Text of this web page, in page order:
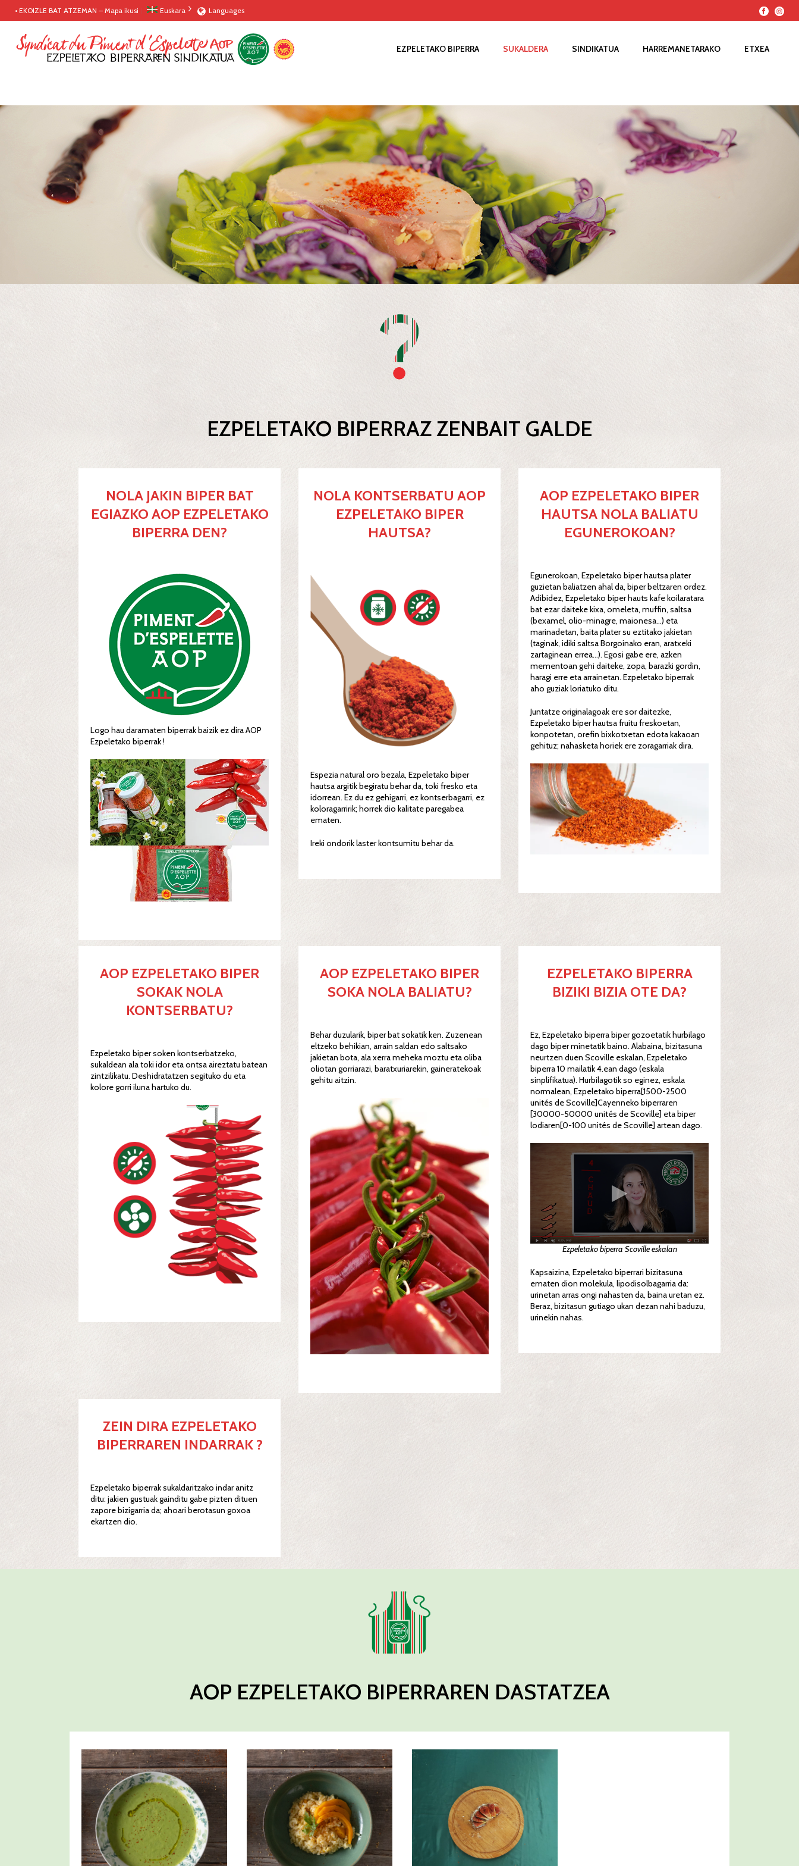
• EKOIZLE BAT ATZEMAN – Mapa ikusi Euskara Languages
EZPELETAKO BIPERRA SUKALDERA SINDIKATUA HARREMANETARAKO ETXEA
EZPELETAKO BIPERRAZ ZENBAIT GALDE
NOLA JAKIN BIPER BAT
EGIAZKO AOP EZPELETAKO
BIPERRA DEN?
Logo hau daramaten biperrak baizik ez dira AOP
Ezpeletako biperrak !
NOLA KONTSERBATU AOP
EZPELETAKO BIPER
HAUTSA?
Espezia natural oro bezala, Ezpeletako biper
hautsa argitik begiratu behar da, toki fresko eta
idorrean. Ez du ez gehigarri, ez kontserbagarri, ez
koloragarririk; horrek dio kalitate paregabea
ematen.
Ireki ondorik laster kontsumitu behar da.
AOP EZPELETAKO BIPER
HAUTSA NOLA BALIATU
EGUNEROKOAN?
Egunerokoan, Ezpeletako biper hautsa plater
guzietan baliatzen ahal da, biper beltzaren ordez.
Adibidez, Ezpeletako biper hauts kafe koilaratara
bat ezar daiteke kixa, omeleta, muffin, saltsa
(bexamel, olio-minagre, maionesa…) eta
marinadetan, baita plater su eztitako jakietan
(taginak, idiki saltsa Borgoinako eran, aratxeki
zartaginean errea…). Egosi gabe ere, azken
mementoan gehi daiteke, zopa, barazki gordin,
haragi erre eta arrainetan. Ezpeletako biperrak
aho guziak loriatuko ditu.
Juntatze originalagoak ere sor daitezke,
Ezpeletako biper hautsa fruitu freskoetan,
konpotetan, orefin bixkotxetan edota kakaoan
gehituz; nahasketa horiek ere zoragarriak dira.
AOP EZPELETAKO BIPER
SOKAK NOLA
KONTSERBATU?
Ezpeletako biper soken kontserbatzeko,
sukaldean ala toki idor eta ontsa aireztatu batean
zintzilikatu. Deshidratatzen segituko du eta
kolore gorri iluna hartuko du.
AOP EZPELETAKO BIPER
SOKA NOLA BALIATU?
Behar duzularik, biper bat sokatik ken. Zuzenean
eltzeko behikian, arrain saldan edo saltsako
jakietan bota, ala xerra meheka moztu eta oliba
oliotan gorriarazi, baratxuriarekin, gaineratekoak
gehitu aitzin.
EZPELETAKO BIPERRA
BIZIKI BIZIA OTE DA?
Ez, Ezpeletako biperra biper gozoetatik hurbilago
dago biper minetatik baino. Alabaina, bizitasuna
neurtzen duen Scoville eskalan, Ezpeletako
biperra 10 mailatik 4.ean dago (eskala
sinplifikatua). Hurbilagotik so eginez, eskala
normalean, Ezpeletako biperra[1500-2500
unités de Scoville]Cayenneko biperraren
[30000-50000 unités de Scoville] eta biper
lodiaren[0-100 unités de Scoville] artean dago.
Ezpeletako biperra Scoville eskalan
Kapsaizina, Ezpeletako biperrari bizitasuna
ematen dion molekula, lipodisolbagarria da:
urinetan arras ongi nahasten da, baina uretan ez.
Beraz, bizitasun gutiago ukan dezan nahi baduzu,
urinekin nahas.
ZEIN DIRA EZPELETAKO
BIPERRAREN INDARRAK ?
Ezpeletako biperrak sukaldaritzako indar anitz
ditu: jakien gustuak gainditu gabe pizten dituen
zapore bizigarria da; ahoari berotasun goxoa
ekartzen dio.
AOP EZPELETAKO BIPERRAREN DASTATZEA